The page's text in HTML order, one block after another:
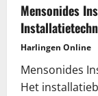
Mensonides
Harlingen Online
Mensonides
Het